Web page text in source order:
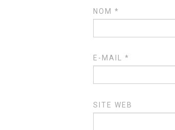
NOM *
E-MAIL *
SITE WEB